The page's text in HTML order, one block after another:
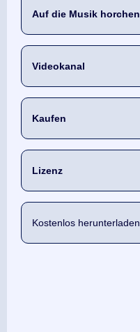
Auf die Musik horchen
Videokanal
Kaufen
Lizenz
Kostenlos herunterladen